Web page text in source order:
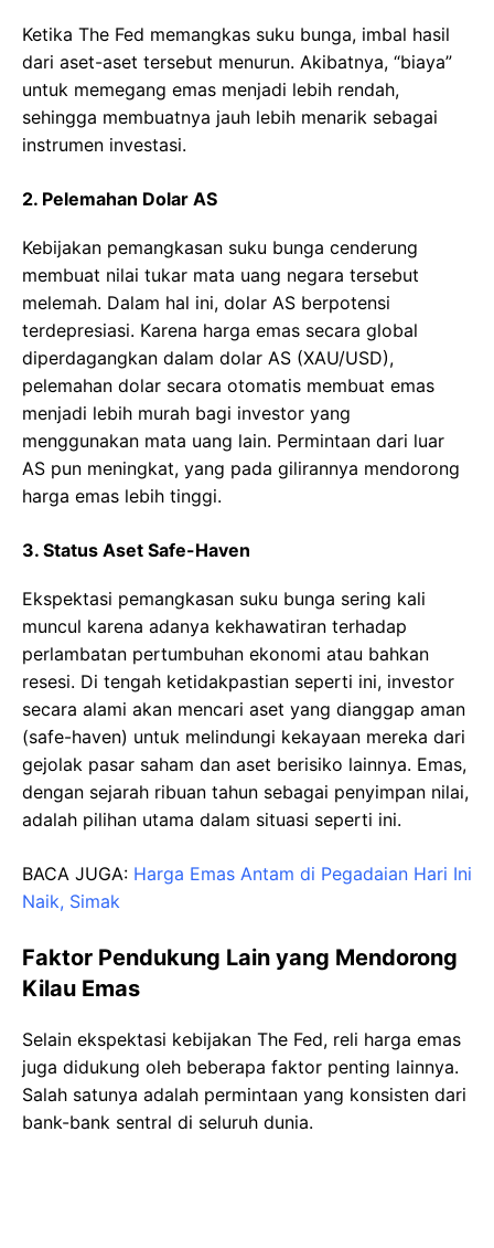
Ketika The Fed memangkas suku bunga, imbal hasil
dari aset-aset tersebut menurun. Akibatnya, “biaya”
untuk memegang emas menjadi lebih rendah,
sehingga membuatnya jauh lebih menarik sebagai
instrumen investasi.
2. Pelemahan Dolar AS
Kebijakan pemangkasan suku bunga cenderung
membuat nilai tukar mata uang negara tersebut
melemah. Dalam hal ini, dolar AS berpotensi
terdepresiasi. Karena harga emas secara global
diperdagangkan dalam dolar AS (XAU/USD),
pelemahan dolar secara otomatis membuat emas
menjadi lebih murah bagi investor yang
menggunakan mata uang lain. Permintaan dari luar
AS pun meningkat, yang pada gilirannya mendorong
harga emas lebih tinggi.
3. Status Aset Safe-Haven
Ekspektasi pemangkasan suku bunga sering kali
muncul karena adanya kekhawatiran terhadap
perlambatan pertumbuhan ekonomi atau bahkan
resesi. Di tengah ketidakpastian seperti ini, investor
secara alami akan mencari aset yang dianggap aman
(safe-haven) untuk melindungi kekayaan mereka dari
gejolak pasar saham dan aset berisiko lainnya. Emas,
dengan sejarah ribuan tahun sebagai penyimpan nilai,
adalah pilihan utama dalam situasi seperti ini.
BACA JUGA: Harga Emas Antam di Pegadaian Hari Ini
Naik, Simak
Faktor Pendukung Lain yang Mendorong
Kilau Emas
Selain ekspektasi kebijakan The Fed, reli harga emas
juga didukung oleh beberapa faktor penting lainnya.
Salah satunya adalah permintaan yang konsisten dari
bank-bank sentral di seluruh dunia.